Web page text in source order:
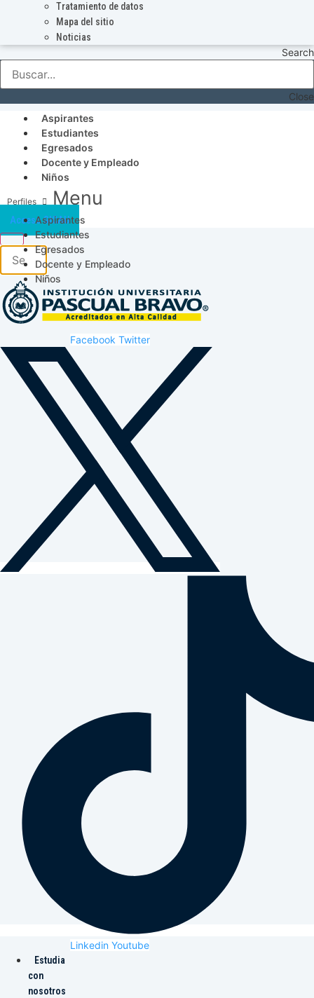
Tratamiento de datos
Mapa del sitio
Noticias
Search
Close
Aspirantes
Estudiantes
Egresados
Docente y Empleado
Niños
Menu
Aspirantes
Estudiantes
Egresados
Docente y Empleado
Niños
Acceso SICAU
Facebook Twitter
Linkedin Youtube
Estudia
con
nosotros